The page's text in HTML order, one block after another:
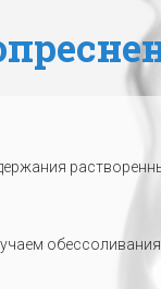
обессоливания